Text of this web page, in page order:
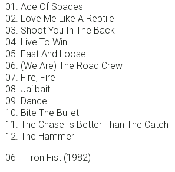
01. Ace Of Spades
02. Love Me Like A Reptile
03. Shoot You In The Back
04. Live To Win
05. Fast And Loose
06. (We Are) The Road Crew
07. Fire, Fire
08. Jailbait
09. Dance
10. Bite The Bullet
11. The Chase Is Better Than The Catch
12. The Hammer
06 — Iron Fist (1982)